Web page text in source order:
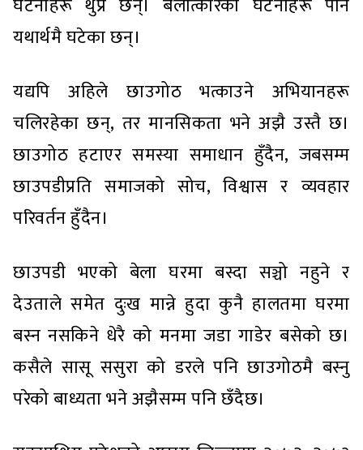
यथार्थमै घटेका छन्।
यद्यपि अहिले छाउगोठ भत्काउने अभियानहरू
चलिरहेका छन्, तर मानसिकता भने अझै उस्तै छ।
छाउगोठ हटाएर समस्या समाधान हुँदैन, जबसम्म
छाउपडीप्रति समाजको सोच, विश्वास र व्यवहार
परिवर्तन हुँदैन।
छाउपडी भएको बेला घरमा बस्दा सञ्चो नहुने र
देउताले समेत दुःख मान्ने हुदा कुनै हालतमा घरमा
बस्न नसकिने धेरै को मनमा जडा गाडेर बसेको छ।
कसैले सासू ससुरा को डरले पनि छाउगोठमै बस्नु
परेको बाध्यता भने अझैसम्म पनि छँदैछ।